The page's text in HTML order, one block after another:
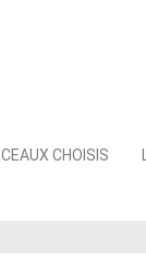
CHOISIS